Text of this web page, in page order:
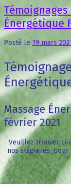
Énergétique
Posté le 19 mars
Massage
février 2021
Veuillez trouver ci-
nos stagiaires,